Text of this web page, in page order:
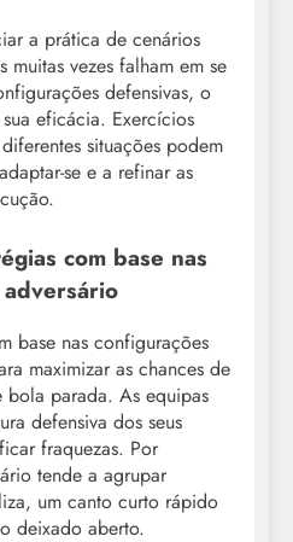
a prática de cenários
vezes falham em se
defensivas, o
eficácia. Exercícios
situações podem
se e a refinar as
com base nas
base nas configurações
maximizar as chances de
parada. As equipas
defensiva dos seus
fraquezas. Por
tende a agrupar
um canto curto rápido
deixado aberto.